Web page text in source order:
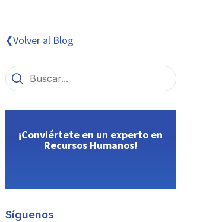
❮Volver al Blog
¡Conviértete en un experto en
Recursos Humanos!
Síguenos